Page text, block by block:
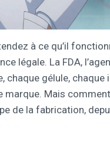
à ce qu’il
légale. La FDA,
chaque gélule,
Mais
de la fabrication,